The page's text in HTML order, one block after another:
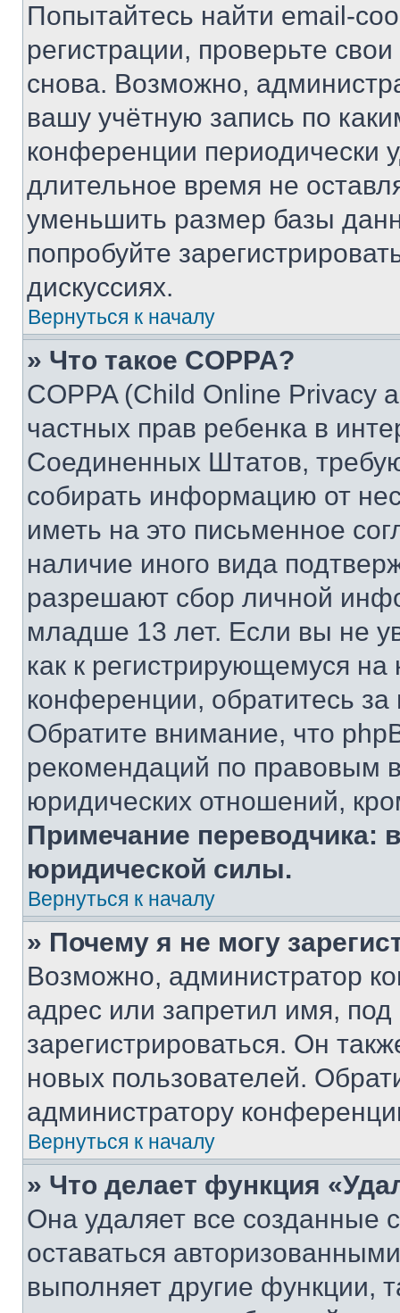
Попытайтесь найти email-
регистрации, проверьте
снова. Возможно,
вашу учётную запись по
конференции периодически
длительное время не
уменьшить размер базы
попробуйте
дискуссиях.
Вернуться к началу
» Что такое COPPA?
COPPA (Child Online Privacy
частных прав ребенка в
Соединенных Штатов,
собирать информацию от
иметь на это письменное
наличие иного вида
разрешают сбор личной
младше 13 лет. Если вы не
как к регистрирующемуся
конференции, обратитесь
Обратите внимание, что
рекомендаций по правовым
юридических отношений,
Примечание переводчика:
юридической силы.
Вернуться к началу
» Почему я не могу
Возможно, администратор
адрес или запретил имя,
зарегистрироваться. Он
новых пользователей.
администратору
Вернуться к началу
» Что делает функция
Она удаляет все созданные
оставаться
выполняет другие функции,